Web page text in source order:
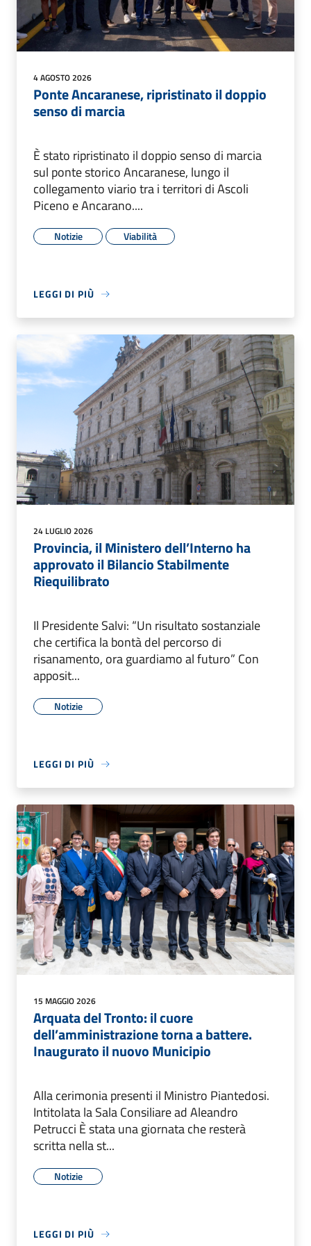
4 AGOSTO 2026
Ponte Ancaranese, ripristinato il doppio
senso di marcia
È stato ripristinato il doppio senso di marcia
sul ponte storico Ancaranese, lungo il
collegamento viario tra i territori di Ascoli
Piceno e Ancarano....
Notizie Viabilità
LEGGI DI PIÙ
24 LUGLIO 2026
Provincia, il Ministero dell’Interno ha
approvato il Bilancio Stabilmente
Riequilibrato
Il Presidente Salvi: “Un risultato sostanziale
che certifica la bontà del percorso di
risanamento, ora guardiamo al futuro” Con
apposit...
Notizie
LEGGI DI PIÙ
15 MAGGIO 2026
Arquata del Tronto: il cuore
dell’amministrazione torna a battere.
Inaugurato il nuovo Municipio
Alla cerimonia presenti il Ministro Piantedosi.
Intitolata la Sala Consiliare ad Aleandro
Petrucci È stata una giornata che resterà
scritta nella st...
Notizie
LEGGI DI PIÙ